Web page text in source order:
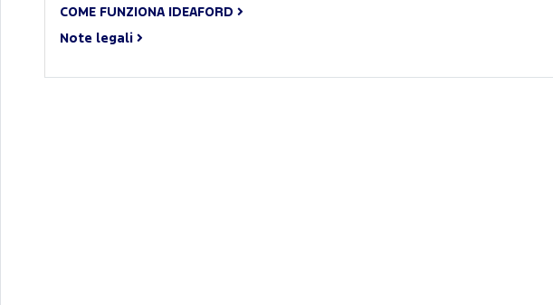
COME FUNZIONA IDEAFORD
Note legali